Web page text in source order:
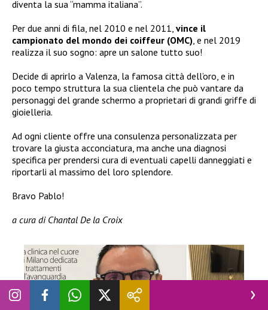
diventa la sua “mamma italiana”.
Per due anni di fila, nel 2010 e nel 2011, vince il
campionato del mondo dei coiffeur (OMC), e nel 2019
realizza il suo sogno: apre un salone tutto suo!
Decide di aprirlo a Valenza, la famosa città dell’oro, e in
poco tempo struttura la sua clientela che può vantare da
personaggi del grande schermo a proprietari di grandi griffe di
gioielleria.
Ad ogni cliente offre una consulenza personalizzata per
trovare la giusta acconciatura, ma anche una diagnosi
specifica per prendersi cura di eventuali capelli danneggiati e
riportarli al massimo del loro splendore.
Bravo Pablo!
a cura di Chantal De la Croix